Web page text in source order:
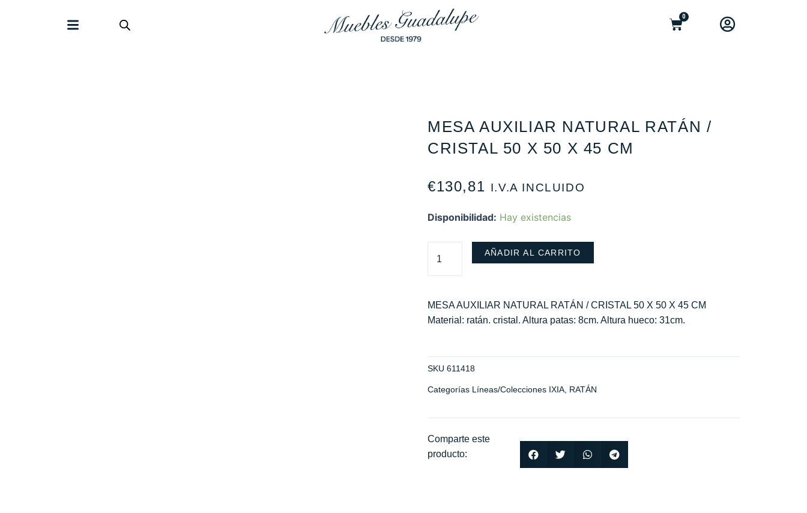
0
MESA AUXILIAR NATURAL RATÁN /
CRISTAL 50 X 50 X 45 CM
€130,81 I.V.A INCLUIDO
Disponibilidad: Hay existencias
AÑADIR AL CARRITO
MESA AUXILIAR NATURAL RATÁN / CRISTAL 50 X 50 X 45 CM
Material: ratán. cristal. Altura patas: 8cm. Altura hueco: 31cm.
SKU 611418
Categorías Líneas/Colecciones IXIA, RATÁN
Comparte este
producto: